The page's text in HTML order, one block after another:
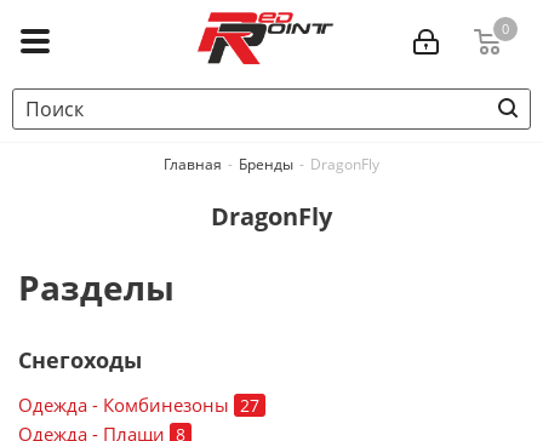
0
Главная - Бренды - DragonFly
DragonFly
Разделы
Снегоходы
Одежда - Комбинезоны 27
Одежда - Плащи 8